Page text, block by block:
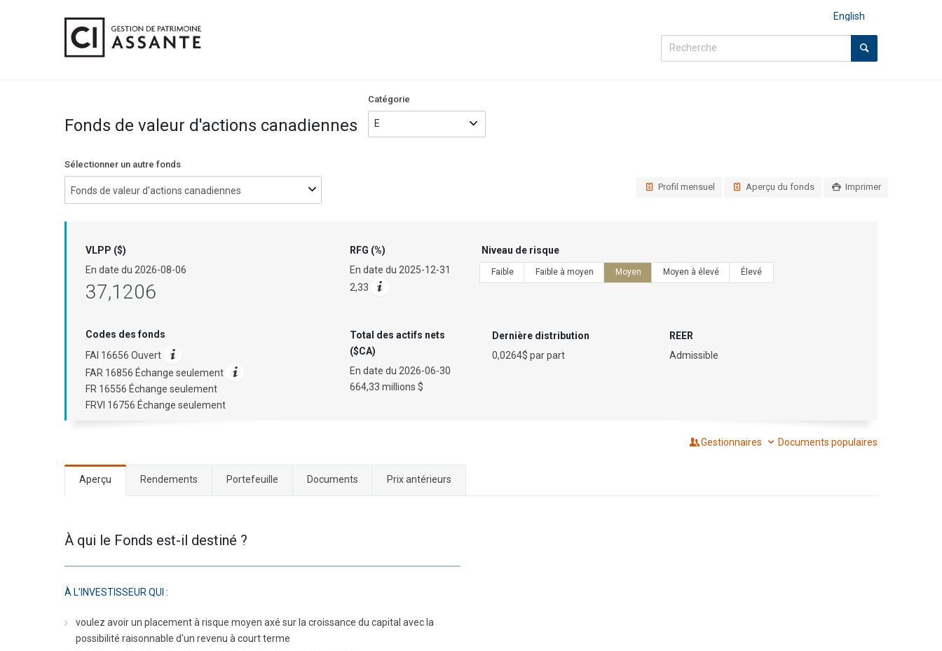
English
Fonds de valeur d'actions canadiennes
Catégorie
Sélectionner un autre fonds
Fonds de valeur d'actions canadiennes Profil mensuel Aperçu du fonds Imprimer
VLPP ($)
En date du 2026-08-06
37,1206
Codes des fonds
FAI 16656 Ouvert
FAR 16856 Échange seulement
FR 16556 Échange seulement
FRVI 16756 Échange seulement
RFG (%)
En date du 2025-12-31
2,33
Total des actifs nets
($CA)
En date du 2026-06-30
664,33 millions $
Niveau de risque
Faible Faible à moyen Moyen Moyen à élevé Élevé
Dernière distribution
0,0264$ par part
REER
Admissible
Gestionnaires Documents populaires
Aperçu Rendements Portefeuille Documents Prix antérieurs
À qui le Fonds est-il destiné ?
À L’INVESTISSEUR QUI :
voulez avoir un placement à risque moyen axé sur la croissance du capital avec la
possibilité raisonnable d'un revenu à court terme